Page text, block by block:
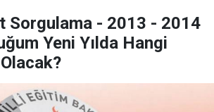
Sorgulama - 2013 - 2014
Yeni Yılda Hangi